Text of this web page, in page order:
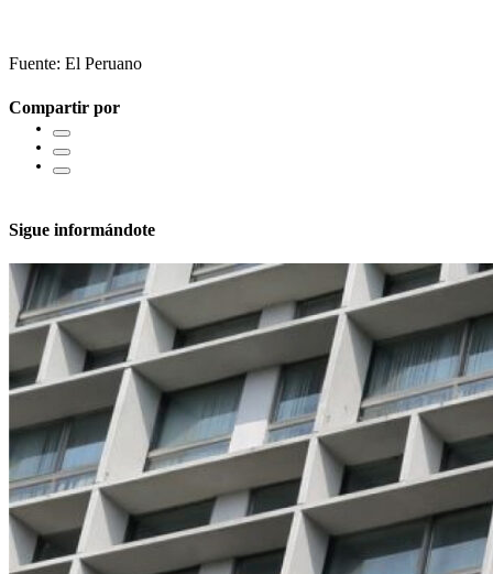
Fuente: El Peruano
Compartir por
Sigue informándote